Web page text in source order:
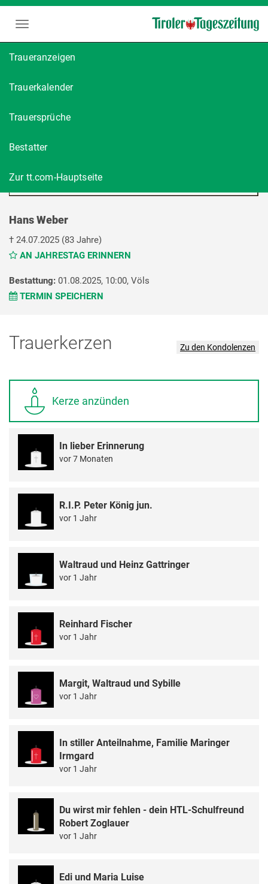
Traueranzeigen
Trauerkalender
Trauersprüche
Bestatter
Zur tt.com-Hauptseite
Hans Weber
† 24.07.2025 (83 Jahre)
AN JAHRESTAG ERINNERN
Bestattung: 01.08.2025, 10:00, Völs
TERMIN SPEICHERN
Trauerkerzen Zu den Kondolenzen
Kerze anzünden
In lieber Erinnerung
vor 7 Monaten
R.I.P. Peter König jun.
vor 1 Jahr
Waltraud und Heinz Gattringer
vor 1 Jahr
Reinhard Fischer
vor 1 Jahr
Margit, Waltraud und Sybille
vor 1 Jahr
In stiller Anteilnahme, Familie Maringer
Irmgard
vor 1 Jahr
Du wirst mir fehlen - dein HTL-Schulfreund
Robert Zoglauer
vor 1 Jahr
Edi und Maria Luise